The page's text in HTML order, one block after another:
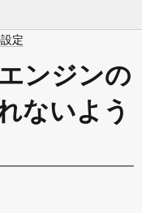
定
ンジンの
ないよう